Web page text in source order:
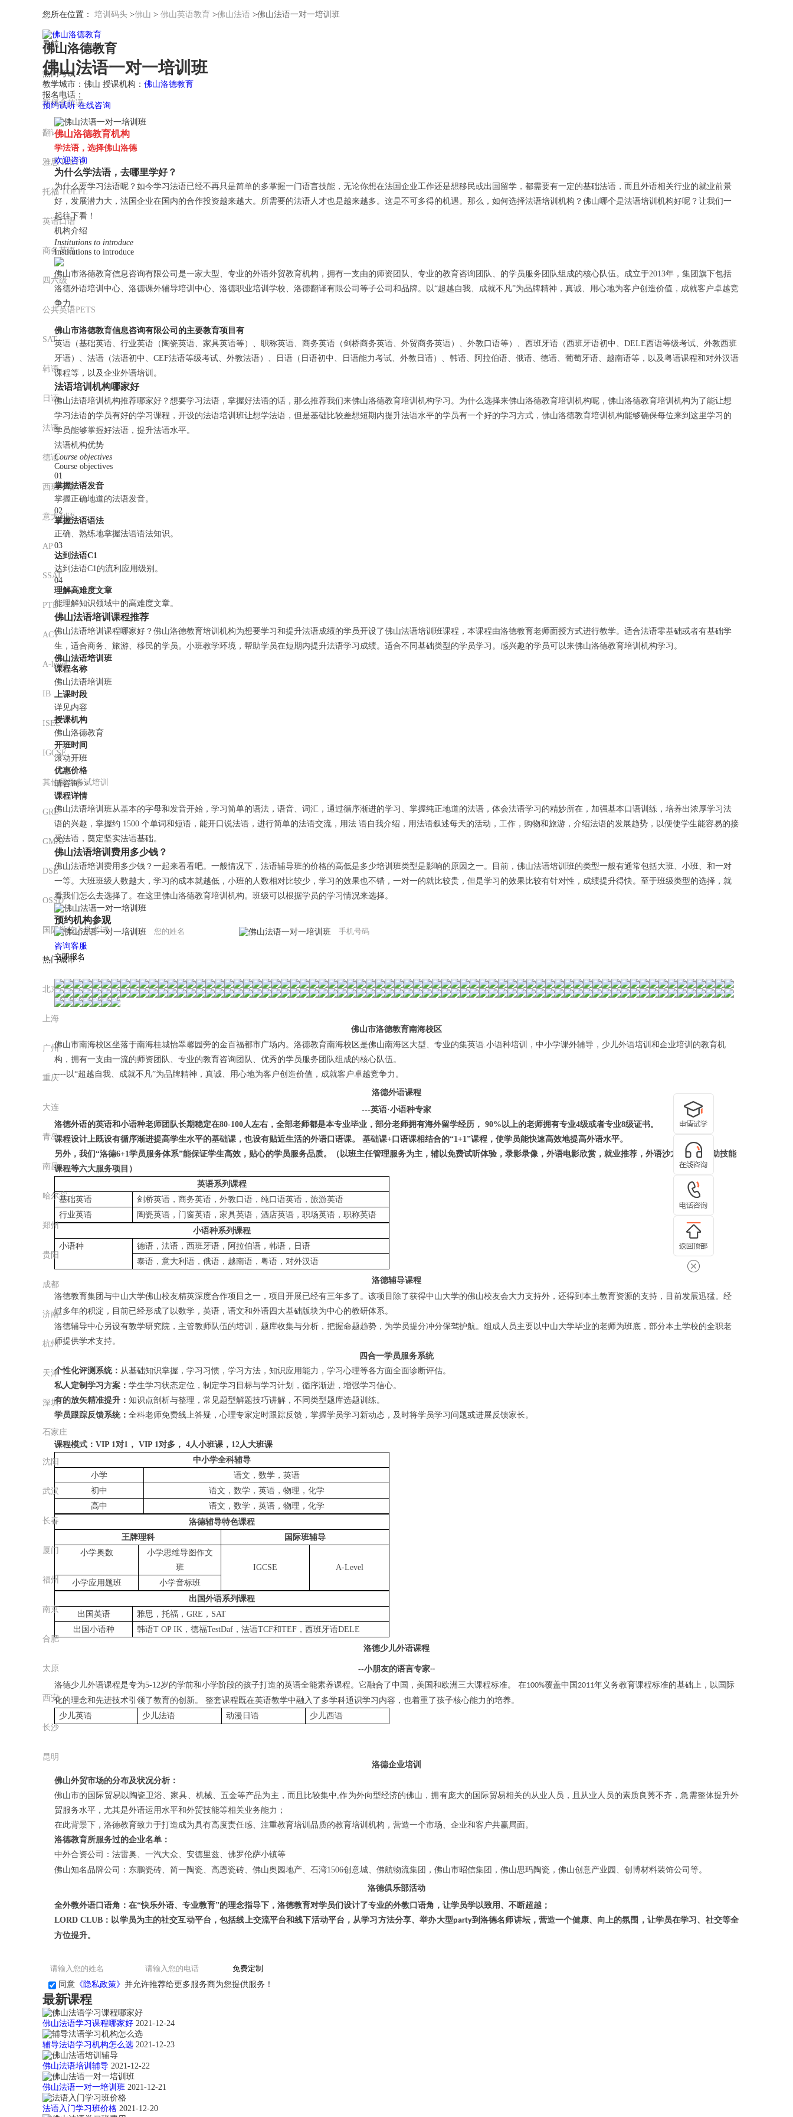
您所在位置： 培训码头 >佛山 > 佛山英语教育 >佛山法语 >佛山法语一对一培训班
导航
热门考试：
新概念英语
翻译资格
雅思 IELTS
托福 TOEFL
英语口语
商务英语
四六级
公共英语PETS
SAT
韩语
日语
法语
德语
西班牙语
意大利语
AP
SSAT
PTE
ACT
A-level
IB
ISEE
IGCSE
其他留学考试培训
GRE
GMAT
DSE
OSSD
国际学校入学考试
热门城市：
北京
上海
广州
重庆
大连
青岛
南昌
哈尔滨
郑州
贵阳
成都
济南
杭州
天津
深圳
石家庄
沈阳
武汉
长春
厦门
福州
南京
合肥
太原
西安
长沙
昆明
佛山洛德教育
佛山法语一对一培训班
教学城市：佛山 授课机构： 佛山洛德教育
报名电话：
预约试听 在线咨询
佛山洛德教育机构
学法语，选择佛山洛德
欢迎咨询
为什么学法语，去哪里学好？
为什么要学习法语呢？如今学习法语已经不再只是简单的多掌握一门语言技能，无论你想在法国企业工作还是想移民或出国留学，都需要有一定的基础法语，而且外语相关行业的就业前景
好，发展潜力大，法国企业在国内的合作投资越来越大。所需要的法语人才也是越来越多。这是不可多得的机遇。那么，如何选择法语培训机构？佛山哪个是法语培训机构好呢？让我们一
起往下看！
机构介绍
Institutions to introduce
Institutions to introduce
佛山市洛德教育信息咨询有限公司是一家大型、专业的外语外贸教育机构，拥有一支由的师资团队、专业的教育咨询团队、的学员服务团队组成的核心队伍。成立于2013年，集团旗下包括
洛德外语培训中心、洛德课外辅导培训中心、洛德职业培训学校、洛德翻译有限公司等子公司和品牌。以“超越自我、成就不凡”为品牌精神，真诚、用心地为客户创造价值，成就客户卓越竞
争力。
佛山市洛德教育信息咨询有限公司的主要教育项目有
英语（基础英语、行业英语（陶瓷英语、家具英语等）、职称英语、商务英语（剑桥商务英语、外贸商务英语）、外教口语等）、西班牙语（西班牙语初中、DELE西语等级考试、外教西班
牙语）、法语（法语初中、CEF法语等级考试、外教法语）、日语（日语初中、日语能力考试、外教日语）、韩语、阿拉伯语、俄语、德语、葡萄牙语、越南语等，以及粤语课程和对外汉语
课程等，以及企业外语培训。
法语培训机构哪家好
佛山法语培训机构推荐哪家好？想要学习法语，掌握好法语的话，那么推荐我们来佛山洛德教育培训机构学习。为什么选择来佛山洛德教育培训机构呢，佛山洛德教育培训机构为了能让想
学习法语的学员有好的学习课程，开设的法语培训班让想学法语，但是基础比较差想短期内提升法语水平的学员有一个好的学习方式，佛山洛德教育培训机构能够确保每位来到这里学习的
学员能够掌握好法语，提升法语水平。
法语机构优势
Course objectives
Course objectives
01
掌握法语发音
掌握正确地道的法语发音。
02
掌握法语语法
正确、熟练地掌握法语语法知识。
03
达到法语C1
达到法语C1的流利应用级别。
04
理解高难度文章
能理解知识领域中的高难度文章。
佛山法语培训课程推荐
佛山法语培训课程哪家好？佛山洛德教育培训机构为想要学习和提升法语成绩的学员开设了佛山法语培训班课程，本课程由洛德教育老师面授方式进行教学。适合法语零基础或者有基础学
生，适合商务、旅游、移民的学员。小班教学环境，帮助学员在短期内提升法语学习成绩。适合不同基础类型的学员学习。感兴趣的学员可以来佛山洛德教育培训机构学习。
佛山法语培训班
课程名称
佛山法语培训班
上课时段
详见内容
授课机构
佛山洛德教育
开班时间
滚动开班
优惠价格
请咨询>>
课程详情
佛山法语培训班从基本的字母和发音开始，学习简单的语法，语音、词汇，通过循序渐进的学习、掌握纯正地道的法语，体会法语学习的精妙所在，加强基本口语训练，培养出浓厚学习法
语的兴趣，掌握约 1500 个单词和短语，能开口说法语，进行简单的法语交流，用法 语自我介绍，用法语叙述每天的活动，工作，购物和旅游，介绍法语的发展趋势，以便使学生能容易的接
受法语，奠定坚实法语基础。
佛山法语培训费用多少钱？
佛山法语培训费用多少钱？一起来看看吧。一般情况下，法语辅导班的价格的高低是多少培训班类型是影响的原因之一。目前，佛山法语培训班的类型一般有通常包括大班、小班、和一对
一等。大班班级人数越大，学习的成本就越低，小班的人数相对比较少，学习的效果也不错，一对一的就比较贵，但是学习的效果比较有针对性，成绩提升得快。至于班级类型的选择，就
看我们怎么去选择了。在这里佛山洛德教育培训机构。班级可以根据学员的学习情况来选择。
预约机构参观
咨询客服
佛山市洛德教育南海校区
佛山市南海校区坐落于南海桂城怡翠馨园旁的金百福都市广场内。洛德教育南海校区是佛山南海区大型、专业的集英语.小语种培训，中小学课外辅导，少儿外语培训和企业培训的教育机
构，拥有一支由一流的师资团队、专业的教育咨询团队、优秀的学员服务团队组成的核心队伍。
----以“超越自我、成就不凡”为品牌精神，真诚、用心地为客户创造价值，成就客户卓越竞争力。
洛德外语课程
---英语·小语种专家
洛德外语的英语和小语种老师团队长期稳定在80-100人左右，全部老师都是本专业毕业，部分老师拥有海外留学经历， 90%以上的老师拥有专业4级或者专业8级证书。
课程设计上既设有循序渐进提高学生水平的基础课，也设有贴近生活的外语口语课。
基础课+ 口语课相结合的“1+1”课程，使学员能快速高效地提高外语水平。
另外，我们“洛德6+1学员服务体系”能保证学生高效，贴心的学员服务品质。（以班主任管理服务为主，辅以免费试听体验，录影录像，外语电影欣赏，就业推荐，外语沙龙活动，辅助技能
课程等六大服务项目）
英语系列课程
基础英语
剑桥英语，商务英语，外教口语，纯口语英语，旅游英语
行业英语
陶瓷英语，门窗英语，家具英语，酒店英语，职场英语，职称英语
小语种系列课程
小语种
德语，法语，西班牙语，阿拉伯语，韩语，日语
泰语，意大利语，俄语，越南语，粤语，对外汉语
洛德辅导课程
洛德教育集团与中山大学佛山校友精英深度合作项目之一，项目开展已经有三年多了。该项目除了获得中山大学的佛山校友会大力支持外，还得到本土教育资源的支持，目前发展迅猛。经
过多年的积淀，目前已经形成了以数学，英语，语文和外语四大基础版块为中心的教研体系。
洛德辅导中心另设有教学研究院，主管教师队伍的培训，题库收集与分析，把握命题趋势，为学员提分冲分保驾护航。组成人员主要以中山大学毕业的老师为班底，部分本土学校的全职老
师提供学术支持。
四合一学员服务系统
个性化评测系统： 从基础知识掌握，学习习惯，学习方法，知识应用能力，学习心理等各方面全面诊断评估。
私人定制学习方案： 学生学习状态定位，制定学习目标与学习计划，循序渐进，增强学习信心。
有的放矢精准提升 ： 知识点剖析与整理，常见题型解题技巧讲解，不同类型题库选题训练。
学员跟踪反馈系统： 全科老师免费线上答疑，心理专家定时跟踪反馈，掌握学员学习新动态，及时将学员学习问题或进展反馈家长。
课程模式： VIP 1对1， VIP 1对多， 4人小班课， 12人大班课
中小学全科辅导
小学
语文，数学，英语
初中
语文，数学，英语，物理，化学
高中
语文，数学，英语，物理，化学
洛德辅导特色课程
王牌理科
国际班辅导
小学奥数
小学思维导图作文
班
IGCSE
A-Level
小学应用题班
小学音标班
出国外语系列课程
出国英语
雅思，托福，GRE ， SAT
出国小语种
韩语T OP IK ，德福TestDaf ，法语TCF和TEF ， 西班牙语DELE
洛德少儿外语课程
--小朋友的语言专家--
洛德少儿外语课程是专为5-12岁的学前和小学阶段的孩子打造的英语全能素养课程。它融合了中国，美国和欧洲三大课程标准。 在100%覆盖中国 2011年义务教育课程标准的基础上，以国际
化的理念和先进技术引领了教育的创新。 整套课程既在英语教学中融入了多学科通识学习内容，也着重了孩子核心能力的培养。
少儿英语
少儿法语 动漫日语 少儿西语
洛德企业培训
佛山外贸市场的分布及状况分析：
佛山市的国际贸易以陶瓷卫浴、家具、机械、五金等产品为主，而且比较集中 ,作为外向型经济的佛山，拥有庞大的国际贸易相关的从业人员，且从业人员的素质良莠不齐，急需整体提升外
贸服务水平，尤其是外语运用水平和外贸技能等相关业务能力；
在此背景下，洛德教育致力于打造成为具有高度责任感、注重教育培训品质的教育培训机构，营造一个市场、企业和客户共赢局面。
洛德教育所服务过的企业名单：
中外合资公司：法雷奥、一汽大众、安德里兹、佛罗伦萨小镇等
佛山知名品牌公司：东鹏瓷砖、简一陶瓷、高恩瓷砖、佛山奥园地产、石湾1506创意城、佛航物流集团，佛山市昭信集团，佛山思玛陶瓷，佛山创意产业园、创博材料装饰公司等。
洛德俱乐部活动
全外教外语口语角：在“快乐外语、专业教育”的理念指导下，洛德教育对学员们设计了专业的外教口语角，让学员学以致用、不断超越；
LORD CLUB ：以学员为主的社交互动平台，包括线上交流平台和线下活动平台，从学习方法分享、举办大型party到洛德名师讲坛，营造一个健康、向上的氛围，让学员在学习、社交等全
方位提升。
同意 《隐私政策》 并允许推荐给更多服务商为您提供服务！
最新课程
佛山法语学习课程哪家好 2021-12-24
辅导法语学习机构怎么选 2021-12-23
佛山法语培训辅导 2021-12-22
佛山法语一对一培训班 2021-12-21
法语入门学习班价格 2021-12-20